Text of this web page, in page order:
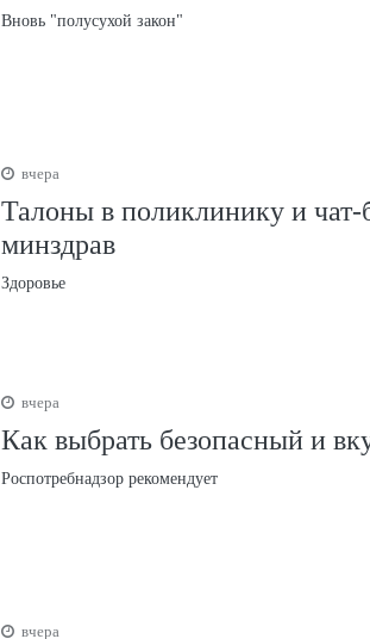
Вновь "полусухой закон"
вчера
Талоны в поликлинику и чат-
минздрав
Здоровье
вчера
Как выбрать безопасный и
Роспотребнадзор рекомендует
вчера